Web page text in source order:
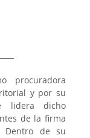
procuradora
y por su
lidera dicho
de la firma
Dentro de su